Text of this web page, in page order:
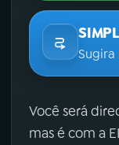
Sugira
Você será
mas é com a